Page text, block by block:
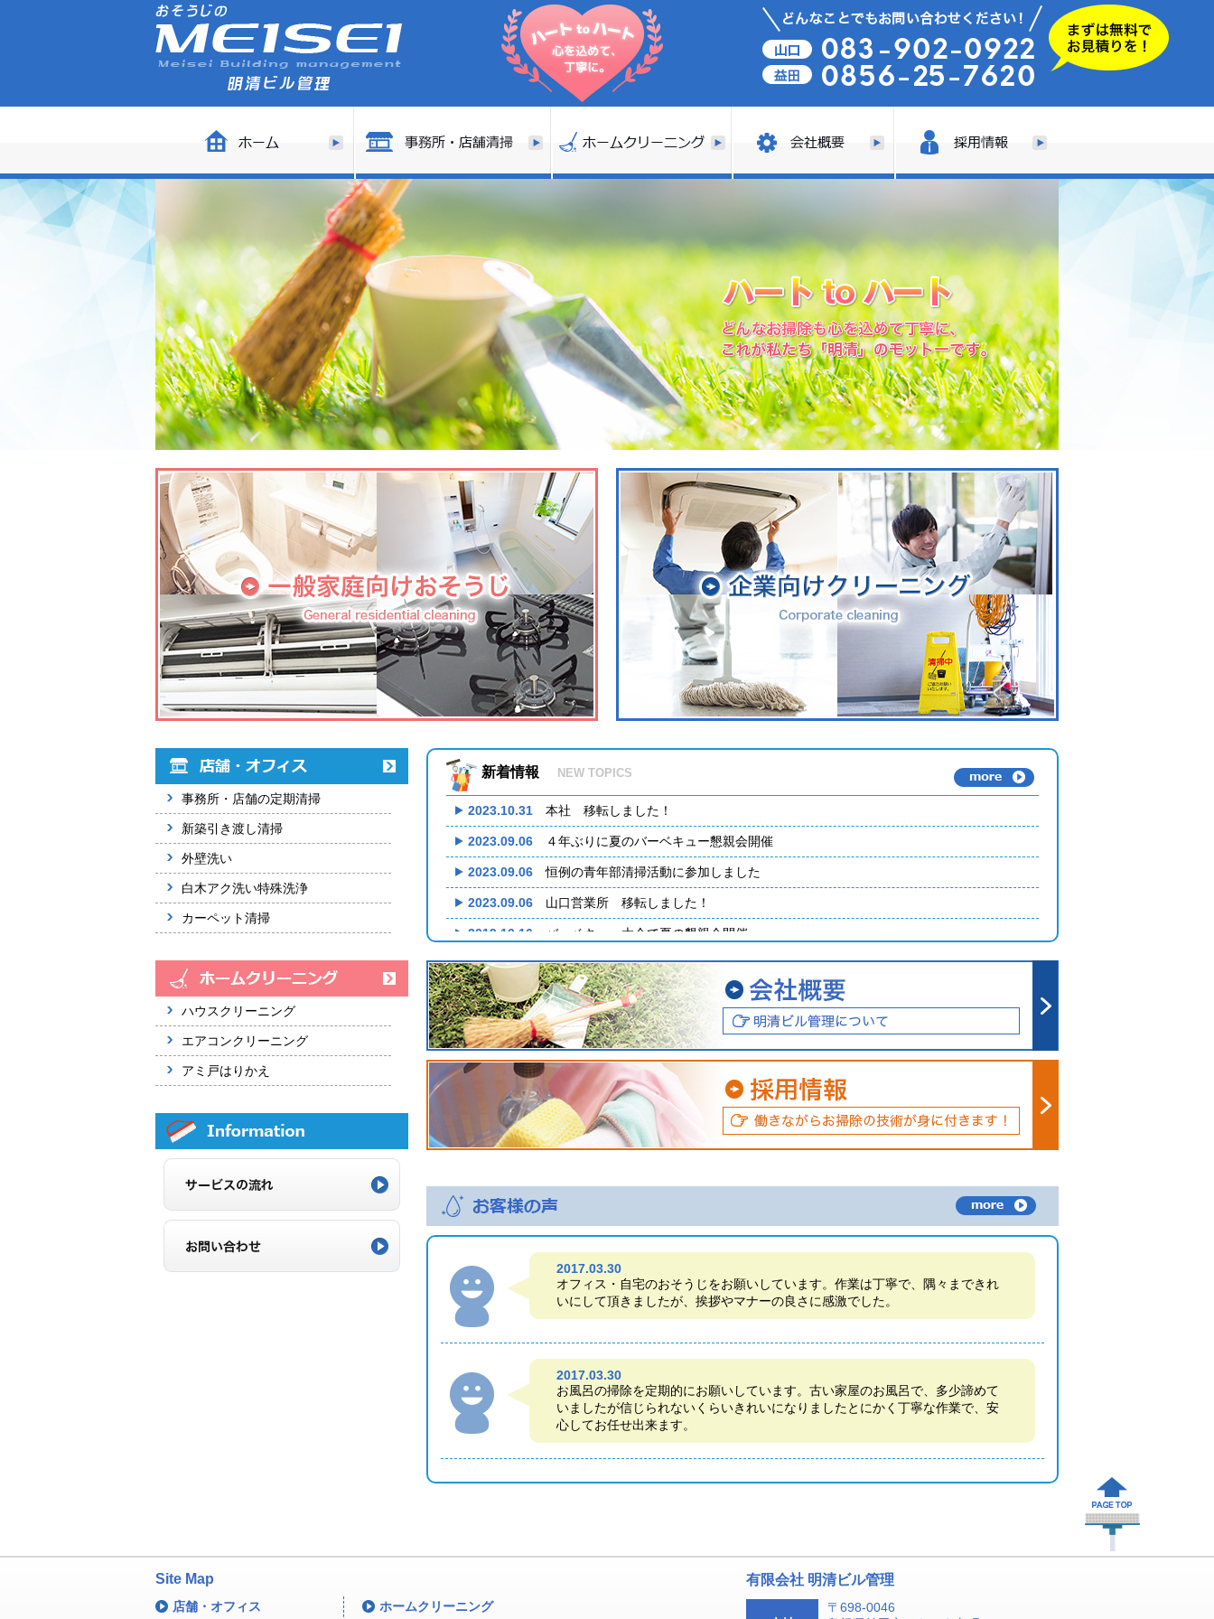
事務所・店舗の定期清掃
新築引き渡し清掃
外壁洗い
白木アク洗い特殊洗浄
カーペット清掃
ハウスクリーニング
エアコンクリーニング
アミ戸はりかえ
新着情報 NEW TOPICS
2023.10.31 本社 移転しました！
2023.09.06 ４年ぶりに夏のバーベキュー懇親会開催
2023.09.06 恒例の青年部清掃活動に参加しました
2023.09.06 山口営業所 移転しました！
2019.10.16 バーベキュー大会で夏の懇親会開催
2019.10.16 毎年恒例の益田川清掃活動に参加してきました。
2018.08.02 スタッフ一同による夏の懇親会開催
2018.08.02 夏の恒例行事 益田川清掃活動に今年も参加しました。
2017.10.18 この夏、山口営業所は移転しました
2017.03.30
オフィス・自宅のおそうじをお願いしています。作業は丁寧で、隅々まできれ
いにして頂きましたが、挨拶やマナーの良さに感激でした。
2017.03.30
お風呂の掃除を定期的にお願いしています。古い家屋のお風呂で、多少諦めて
いましたが信じられないくらいきれいになりましたとにかく丁寧な作業で、安
心してお任せ出来ます。
Site Map
店舗・オフィス ホームクリーニング
有限会社 明清ビル管理
〒698-0046